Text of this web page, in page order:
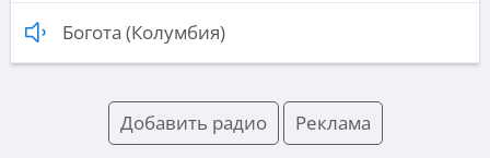
Богота (Колумбия)
Добавить радио Реклама